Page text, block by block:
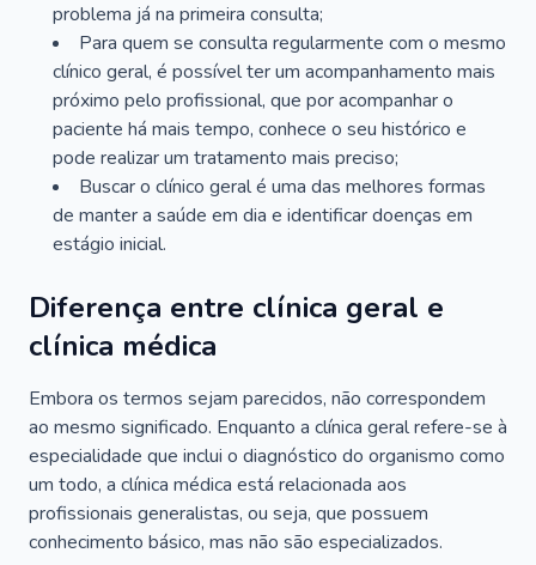
problema já na primeira consulta;
Para quem se consulta regularmente com o mesmo
clínico geral, é possível ter um acompanhamento mais
próximo pelo profissional, que por acompanhar o
paciente há mais tempo, conhece o seu histórico e
pode realizar um tratamento mais preciso;
Buscar o clínico geral é uma das melhores formas
de manter a saúde em dia e identificar doenças em
estágio inicial.
Diferença entre clínica geral e
clínica médica
Embora os termos sejam parecidos, não correspondem
ao mesmo significado. Enquanto a clínica geral refere-se à
especialidade que inclui o diagnóstico do organismo como
um todo, a clínica médica está relacionada aos
profissionais generalistas, ou seja, que possuem
conhecimento básico, mas não são especializados.